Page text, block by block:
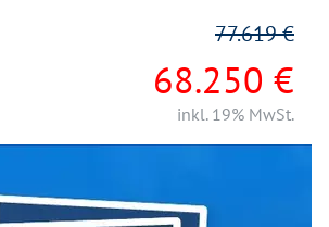
68.250 €
77.619 €
inkl. 19% MwSt.